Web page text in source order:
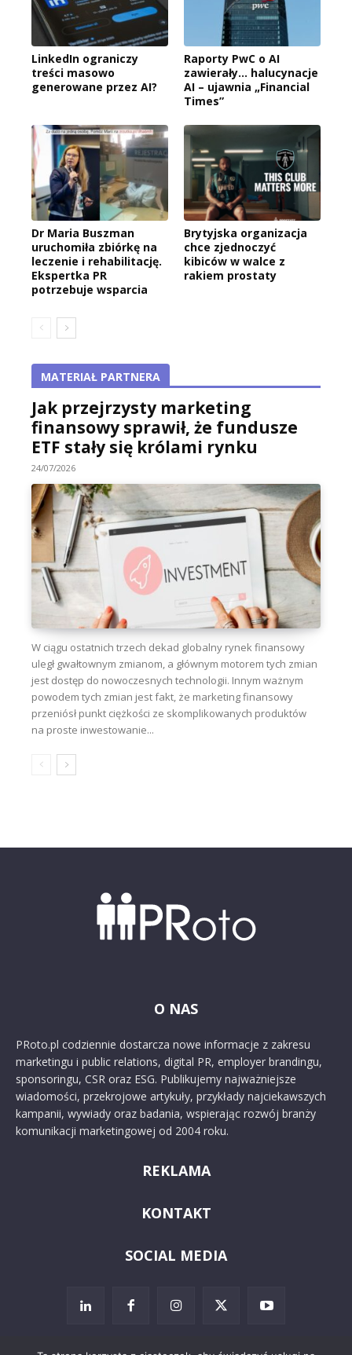
LinkedIn ograniczy
treści masowo
generowane przez AI?
Raporty PwC o AI
zawierały… halucynacje
AI – ujawnia „Financial
Times”
Dr Maria Buszman
uruchomiła zbiórkę na
leczenie i rehabilitację.
Ekspertka PR
potrzebuje wsparcia
Brytyjska organizacja
chce zjednoczyć
kibiców w walce z
rakiem prostaty
MATERIAŁ PARTNERA
Jak przejrzysty marketing
finansowy sprawił, że fundusze
ETF stały się królami rynku
24/07/2026
W ciągu ostatnich trzech dekad globalny rynek finansowy
uległ gwałtownym zmianom, a głównym motorem tych zmian
jest dostęp do nowoczesnych technologii. Innym ważnym
powodem tych zmian jest fakt, że marketing finansowy
przeniósł punkt ciężkości ze skomplikowanych produktów
na proste inwestowanie...
O NAS
PRoto.pl codziennie dostarcza nowe informacje z zakresu
marketingu i public relations, digital PR, employer brandingu,
sponsoringu, CSR oraz ESG. Publikujemy najważniejsze
wiadomości, przekrojowe artykuły, przykłady najciekawszych
kampanii, wywiady oraz badania, wspierając rozwój branży
komunikacji marketingowej od 2004 roku.
REKLAMA
KONTAKT
SOCIAL MEDIA